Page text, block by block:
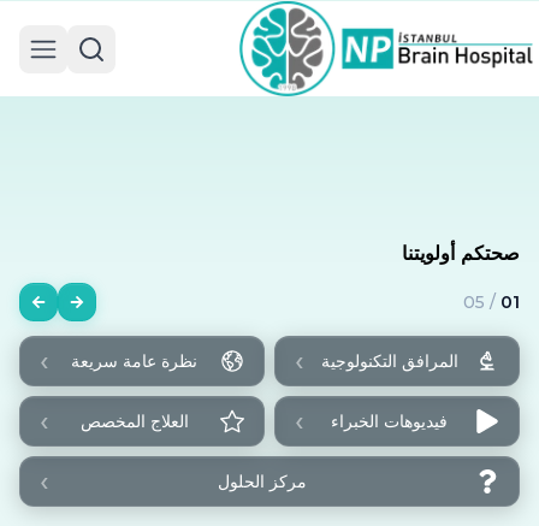
صحتكم أولويتنا
01
/
05
المرافق التكنولوجية › نظرة عامة سريعة ›
فيديوهات الخبراء › العلاج المخصص ›
مركز الحلول ›